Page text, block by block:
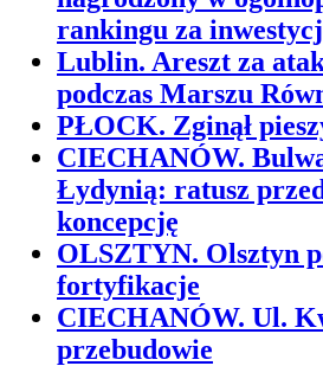
rankingu za
Lublin. Areszt za
podczas Marszu
PŁOCK. Zginął
CIECHANÓW.
Łydynią: ratusz
koncepcję
OLSZTYN. Olsztyn
fortyfikacje
CIECHANÓW. Ul.
przebudowie